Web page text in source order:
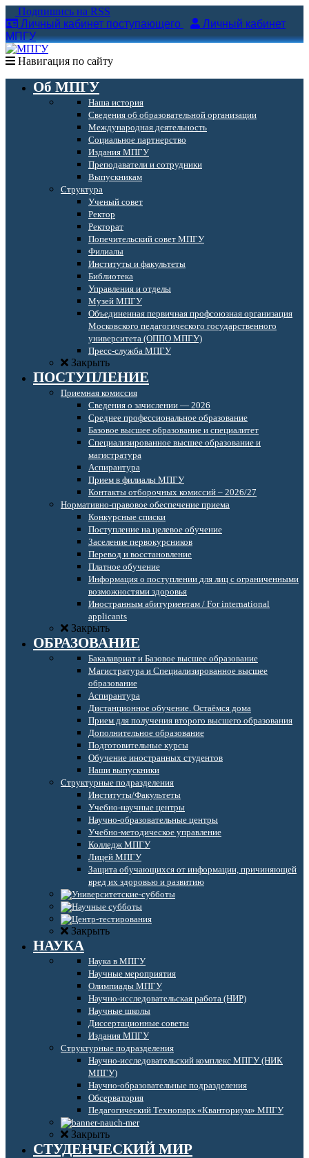
Подпишись на RSS
Личный кабинет поступающего
Личный кабинет
МПГУ
Навигация по сайту
Об МПГУ
Наша история
Сведения об образовательной организации
Международная деятельность
Социальное партнерство
Издания МПГУ
Преподаватели и сотрудники
Выпускникам
Структура
Ученый совет
Ректор
Ректорат
Попечительский совет МПГУ
Филиалы
Институты и факультеты
Библиотека
Управления и отделы
Музей МПГУ
Объединенная первичная профсоюзная организация
Московского педагогического государственного
университета (ОППО МПГУ)
Пресс-служба МПГУ
Закрыть
ПОСТУПЛЕНИЕ
Приемная комиссия
Сведения о зачислении — 2026
Среднее профессиональное образование
Базовое высшее образование и специалитет
Специализированное высшее образование и
магистратура
Аспирантура
Прием в филиалы МПГУ
Контакты отборочных комиссий – 2026/27
Нормативно-правовое обеспечение приема
Конкурсные списки
Поступление на целевое обучение
Заселение первокурсников
Перевод и восстановление
Платное обучение
Информация о поступлении для лиц с ограниченными
возможностями здоровья
Иностранным абитуриентам / For international
applicants
Закрыть
ОБРАЗОВАНИЕ
Бакалавриат и Базовое высшее образование
Магистратура и Специализированное высшее
образование
Аспирантура
Дистанционное обучение. Остаёмся дома
Прием для получения второго высшего образования
Дополнительное образование
Подготовительные курсы
Обучение иностранных студентов
Наши выпускники
Структурные подразделения
Институты/Факультеты
Учебно-научные центры
Научно-образовательные центры
Учебно-методическое управление
Колледж МПГУ
Лицей МПГУ
Защита обучающихся от информации, причиняющей
вред их здоровью и развитию
Закрыть
НАУКА
Наука в МПГУ
Научные мероприятия
Олимпиады МПГУ
Научно-исследовательская работа (НИР)
Научные школы
Диссертационные советы
Издания МПГУ
Структурные подразделения
Научно-исследовательский комплекс МПГУ (НИК
МПГУ)
Научно-образовательные подразделения
Обсерватория
Педагогический Технопарк «Кванториум» МПГУ
Закрыть
СТУДЕНЧЕСКИЙ МИР